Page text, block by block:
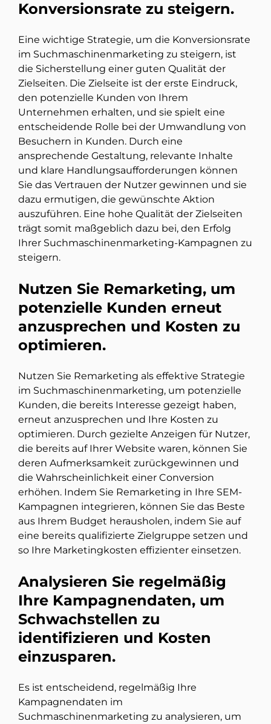
Konversionsrate zu steigern.
Eine wichtige Strategie, um die Konversionsrate
im Suchmaschinenmarketing zu steigern, ist
die Sicherstellung einer guten Qualität der
Zielseiten. Die Zielseite ist der erste Eindruck,
den potenzielle Kunden von Ihrem
Unternehmen erhalten, und sie spielt eine
entscheidende Rolle bei der Umwandlung von
Besuchern in Kunden. Durch eine
ansprechende Gestaltung, relevante Inhalte
und klare Handlungsaufforderungen können
Sie das Vertrauen der Nutzer gewinnen und sie
dazu ermutigen, die gewünschte Aktion
auszuführen. Eine hohe Qualität der Zielseiten
trägt somit maßgeblich dazu bei, den Erfolg
Ihrer Suchmaschinenmarketing-Kampagnen zu
steigern.
Nutzen Sie Remarketing, um
potenzielle Kunden erneut
anzusprechen und Kosten zu
optimieren.
Nutzen Sie Remarketing als effektive Strategie
im Suchmaschinenmarketing, um potenzielle
Kunden, die bereits Interesse gezeigt haben,
erneut anzusprechen und Ihre Kosten zu
optimieren. Durch gezielte Anzeigen für Nutzer,
die bereits auf Ihrer Website waren, können Sie
deren Aufmerksamkeit zurückgewinnen und
die Wahrscheinlichkeit einer Conversion
erhöhen. Indem Sie Remarketing in Ihre SEM-
Kampagnen integrieren, können Sie das Beste
aus Ihrem Budget herausholen, indem Sie auf
eine bereits qualifizierte Zielgruppe setzen und
so Ihre Marketingkosten effizienter einsetzen.
Analysieren Sie regelmäßig
Ihre Kampagnendaten, um
Schwachstellen zu
identifizieren und Kosten
einzusparen.
Es ist entscheidend, regelmäßig Ihre
Kampagnendaten im
Suchmaschinenmarketing zu analysieren, um